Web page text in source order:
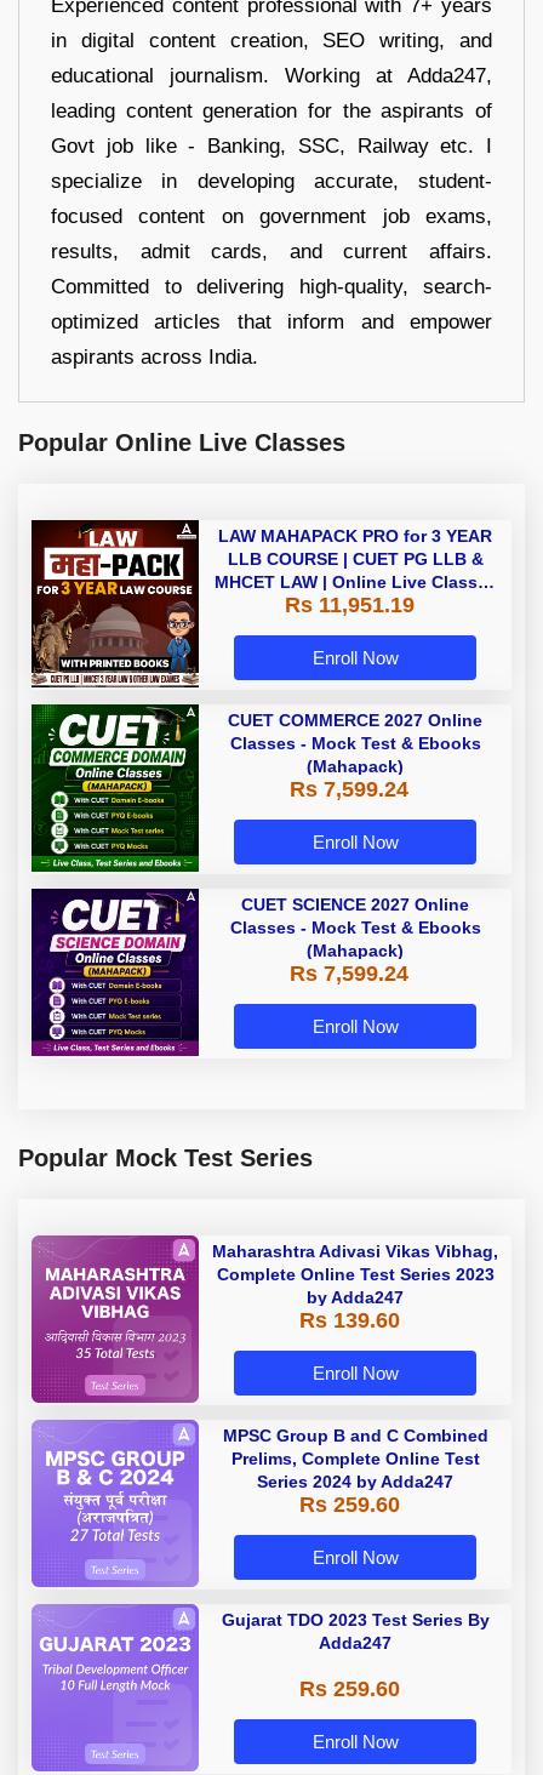
Experienced content professional with 7+ years
in digital content creation, SEO writing, and
educational journalism. Working at Adda247,
leading content generation for the aspirants of
Govt job like - Banking, SSC, Railway etc. I
specialize in developing accurate, student-
focused content on government job exams,
results, admit cards, and current affairs.
Committed to delivering high-quality, search-
optimized articles that inform and empower
aspirants across India.
Popular Online Live Classes
LAW MAHAPACK PRO for 3 YEAR
LLB COURSE | CUET PG LLB &
MHCET LAW | Online Live Classes
with Printed Books by Adda 247
Rs 11,951.19
Enroll Now
CUET COMMERCE 2027 Online
Classes - Mock Test & Ebooks
(Mahapack)
Rs 7,599.24
Enroll Now
CUET SCIENCE 2027 Online
Classes - Mock Test & Ebooks
(Mahapack)
Rs 7,599.24
Enroll Now
Popular Mock Test Series
Maharashtra Adivasi Vikas Vibhag,
Complete Online Test Series 2023
by Adda247
Rs 139.60
Enroll Now
MPSC Group B and C Combined
Prelims, Complete Online Test
Series 2024 by Adda247
Rs 259.60
Enroll Now
Gujarat TDO 2023 Test Series By
Adda247
Rs 259.60
Enroll Now